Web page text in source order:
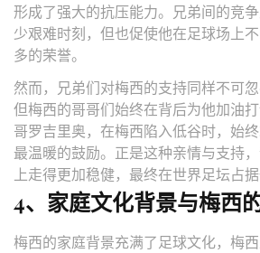
形成了强大的抗压能力。兄弟间的竞
少艰难时刻，但也促使他在足球场上
多的荣誉。
然而，兄弟们对梅西的支持同样不可忽
但梅西的哥哥们始终在背后为他加油
哥罗吉里奥，在梅西陷入低谷时，始
最温暖的鼓励。正是这种亲情与支持
上走得更加稳健，最终在世界足坛占据
4、家庭文化背景与梅西
梅西的家庭背景充满了足球文化，梅